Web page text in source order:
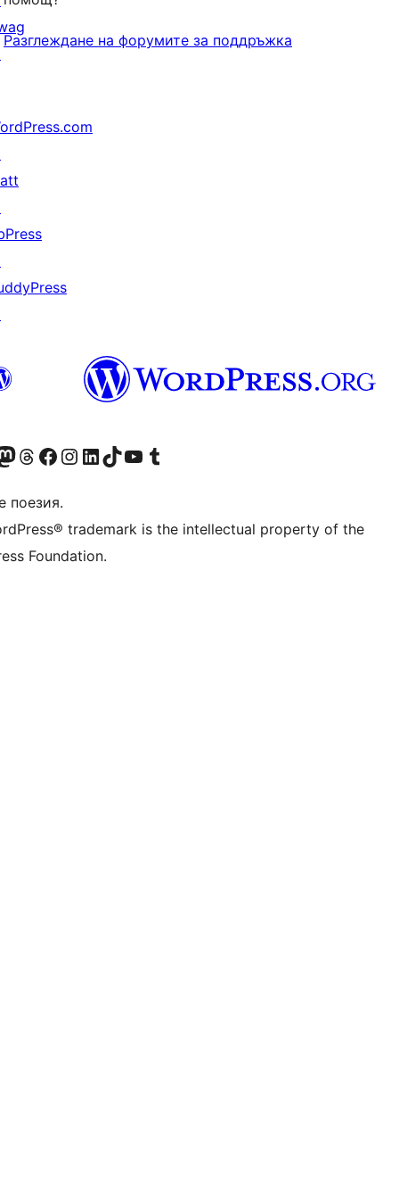
Разглеждане на форумите за поддръжка
accountaccount
our Mastodon account
Visit our Threads account
Посетете нашата страница във Facebook
Посетете нашия профил в Instagram
Посетете нашия профил в LinkedIn
Visit our TikTok account
Visit our YouTube channel
Visit our Tumblr account
поезия.
trademark is the intellectual property of the
Foundation.